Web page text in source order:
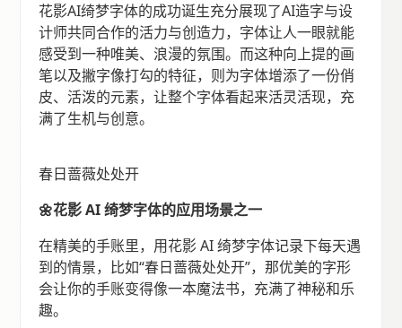
花影AI绮梦字体的成功诞生充分展现了AI造字与设
计师共同合作的活力与创造力，字体让人一眼就能
感受到一种唯美、浪漫的氛围。而这种向上提的画
笔以及撇字像打勾的特征，则为字体增添了一份俏
皮、活泼的元素，让整个字体看起来活灵活现，充
满了生机与创意。
春日蔷薇处处开
🌼花影 AI 绮梦字体的应用场景之一
在精美的手账里，用花影 AI 绮梦字体记录下每天遇
到的情景，比如“春日蔷薇处处开”，那优美的字形
会让你的手账变得像一本魔法书，充满了神秘和乐
趣。